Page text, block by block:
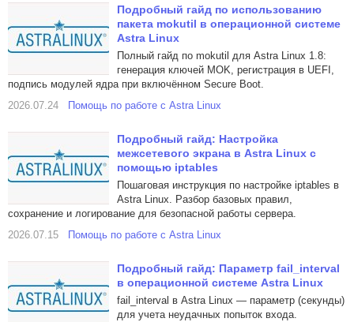
Подробный гайд по использованию
пакета mokutil в операционной системе
Astra Linux
Полный гайд по mokutil для Astra Linux 1.8:
генерация ключей MOK, регистрация в UEFI,
подпись модулей ядра при включённом Secure Boot.
2026.07.24
Помощь по работе с Astra Linux
Подробный гайд: Настройка
межсетевого экрана в Astra Linux с
помощью iptables
Пошаговая инструкция по настройке iptables в
Astra Linux. Разбор базовых правил,
сохранение и логирование для безопасной работы сервера.
2026.07.15
Помощь по работе с Astra Linux
Подробный гайд: Параметр fail_interval
в операционной системе Astra Linux
fail_interval в Astra Linux — параметр (секунды)
для учета неудачных попыток входа.